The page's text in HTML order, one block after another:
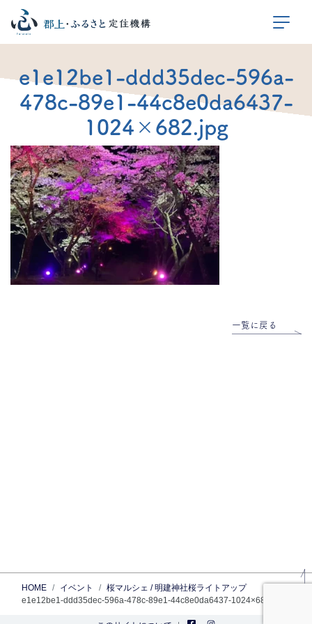
e1e12be1-ddd35dec-596a-
478c-89e1-44c8e0da6437-
1024×682.jpg
一覧に戻る
HOME イベント
桜マルシェ / 明建神社桜ライトアップ
e1e12be1-ddd35dec-596a-478c-89e1-44c8e0da6437-1024×682.jpg